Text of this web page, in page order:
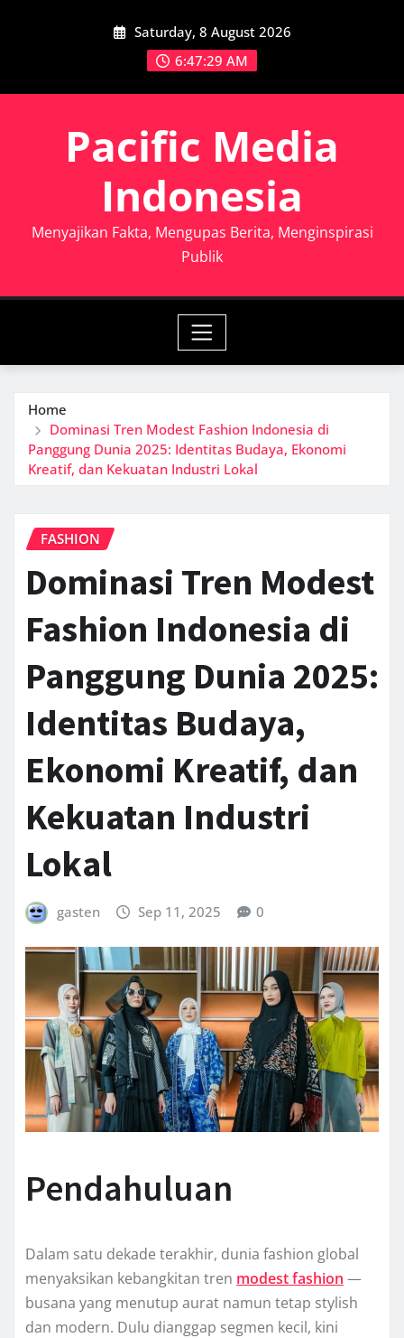
Saturday, 8 August 2026
6:47:30 AM
Pacific Media
Indonesia
Menyajikan Fakta, Mengupas Berita, Menginspirasi
Publik
Home
Dominasi Tren Modest Fashion Indonesia di
Panggung Dunia 2025: Identitas Budaya, Ekonomi
Kreatif, dan Kekuatan Industri Lokal
FASHION
Dominasi Tren Modest
Fashion Indonesia di
Panggung Dunia 2025:
Identitas Budaya,
Ekonomi Kreatif, dan
Kekuatan Industri
Lokal
gasten Sep 11, 2025 0
Pendahuluan
Dalam satu dekade terakhir, dunia fashion global
menyaksikan kebangkitan tren modest fashion —
busana yang menutup aurat namun tetap stylish
dan modern. Dulu dianggap segmen kecil, kini